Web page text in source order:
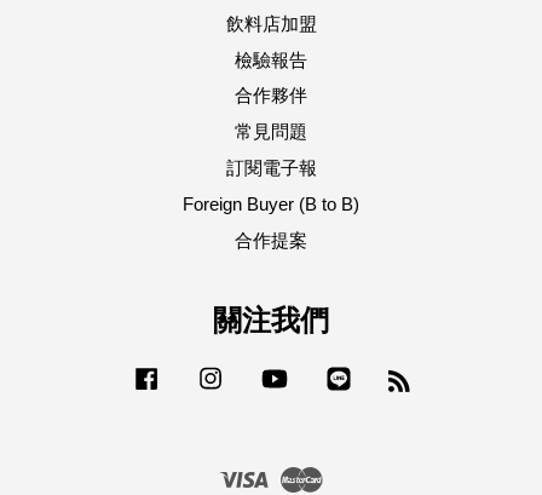
飲料店加盟
檢驗報告
合作夥伴
常見問題
訂閱電子報
Foreign Buyer (B to B)
合作提案
關注我們
Facebook Instagram YouTube
Visa